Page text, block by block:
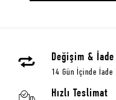
Değişim & İade
14 Gün İçinde İade
Hızlı Teslimat